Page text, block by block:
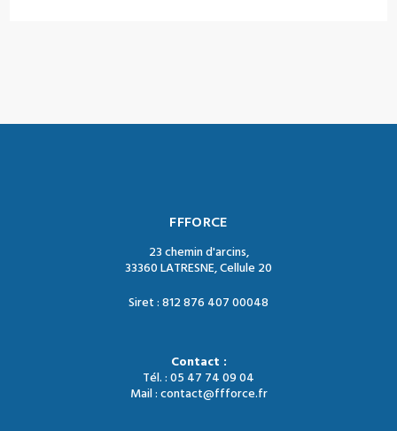
FFFORCE
23 chemin d'arcins,
33360 LATRESNE, Cellule 20
Siret : 812 876 407 00048
Contact :
Tél. : 05 47 74 09 04
Mail : contact@ffforce.fr